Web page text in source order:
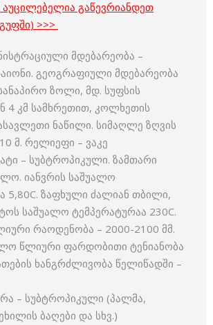
აუცილებელია გაწევრიანდეთ
>>>
მდებარეობა –
გეოგრაფიული მდებარეობა
ზოლი, მდ. სუფსის
4 კმ სამხრეთით, კოლხეთის
ნაწილი. სიმაღლე ზღვის
მ. რელიეფი – ვაკე
– სუბტროპიკული. ზამთარი
იანვრის საშუალო
5,80C. ზაფხული ძალიან თბილი,
საშუალო ტემპერატურაა 230C.
რაოდენობა – 2000-2100 მმ.
წლიური ფარდობითი ტენიანობა
ხანგრძლივობა წელიწადში –
– სუბტროპიკული (პალმა,
ბაღები და სხვ.)